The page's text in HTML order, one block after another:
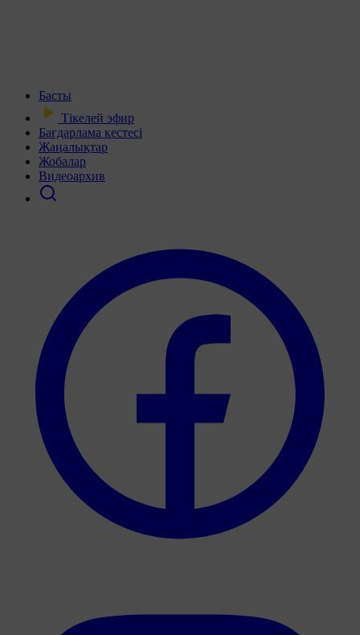
Басты
Тікелей эфир
Бағдарлама кестесі
Жаңалықтар
Жобалар
Видеоархив